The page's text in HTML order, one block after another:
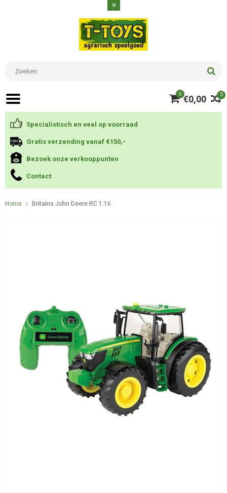
0
0 €0,00
Specialistisch en veel op voorraad
Gratis verzending vanaf €150,-
Bezoek onze verkooppunten
Contact
Home Britains John Deere RC 1:16